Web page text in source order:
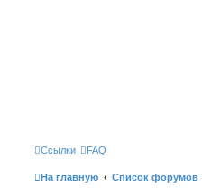
Ссылки FAQ
На главную Список форумов